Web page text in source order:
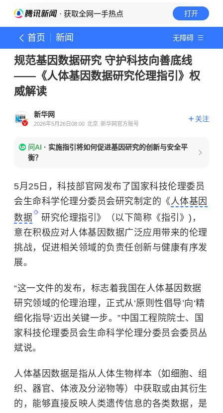
· 获取全网一手热点 打开
首页 新闻 无障碍
规范基因数据研究 守护科技向善底线
——《人体基因数据研究伦理指引》权
威解读
新华网
2026年5月26日08:00 北京 新华网官方账号
关注
问AI · 实施指引将如何促进基因研究的创新与安全平
衡？
5月25日，科技部官网发布了国家科技伦理委员
会生命科学伦理分委员会研究制定的《人体基因
数据
研究伦理指引》（以下简称《指引》)，
意在积极应对人体基因数据广泛应用带来的伦理
挑战，促进相关领域的负责任创新与健康有序发
展。
“这一文件的发布，标志着我国在人体基因数据
研究领域的伦理治理，正式从‘原则性倡导’向‘精
细化指导’迈出关键一步。”中国工程院院士、国
家科技伦理委员会生命科学伦理分委员会委员丛
斌说。
人体基因数据是指从人体生物样本（如细胞、组
织、器官、体液及分泌物等）中获取或由其衍生
的，能够直接反映人类遗传信息的各类数据，是